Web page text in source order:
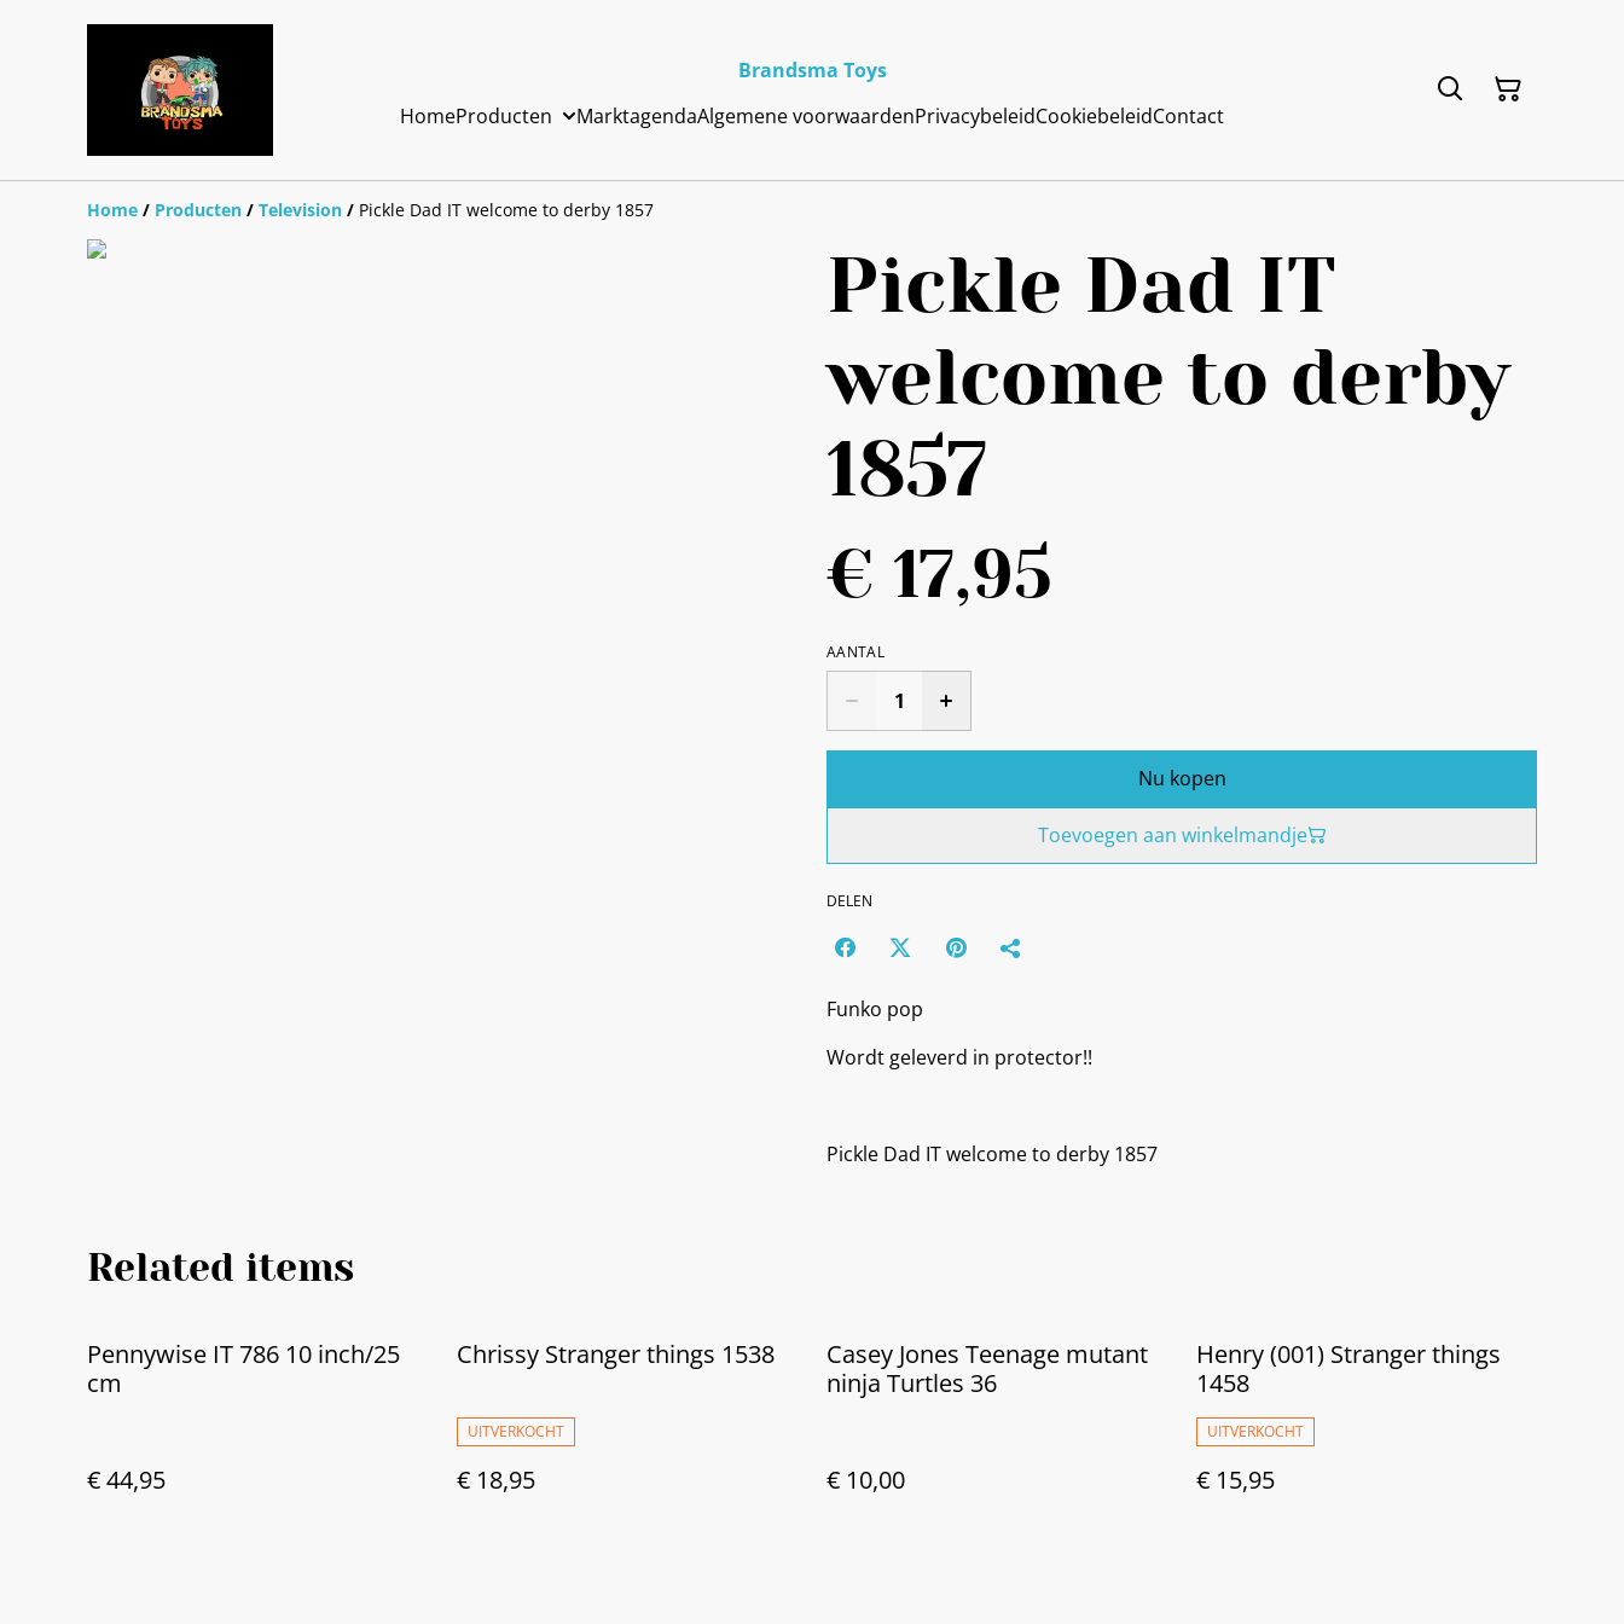
Brandsma Toys
HomeProducten MarktagendaAlgemene voorwaardenPrivacybeleidCookiebeleidContact
Home / Producten / Television / Pickle Dad IT welcome to derby 1857
Pickle Dad IT
welcome to derby
1857
€ 17,95
AANTAL
Nu kopen
Toevoegen aan winkelmandje
DELEN
Funko pop
Wordt geleverd in protector!!
Pickle Dad IT welcome to derby 1857
Related items
Pennywise IT 786 10 inch/25
cm
€ 44,95
Chrissy Stranger things 1538
UITVERKOCHT
€ 18,95
Casey Jones Teenage mutant
ninja Turtles 36
€ 10,00
Henry (001) Stranger things
1458
UITVERKOCHT
€ 15,95